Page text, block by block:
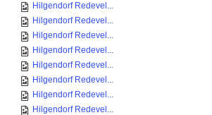
Hilgendorf Redevel...
Hilgendorf Redevel...
Hilgendorf Redevel...
Hilgendorf Redevel...
Hilgendorf Redevel...
Hilgendorf Redevel...
Hilgendorf Redevel...
Hilgendorf Redevel...